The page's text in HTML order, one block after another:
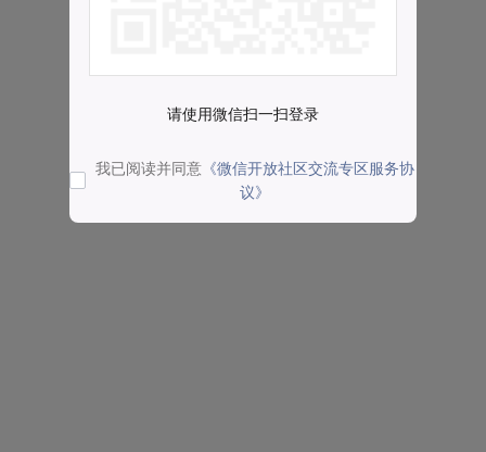
请使用微信扫一扫登录
我已阅读并同意 《微信开放社区交流专区服务协
议》